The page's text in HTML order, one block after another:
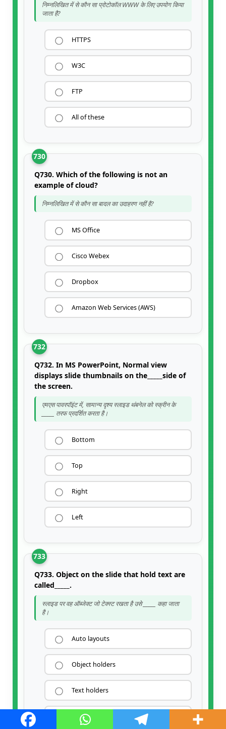
निम्नलिखित में से कौन सा प्रोटोकॉल WWW के लिए उपयोग किया
जाता है?
HTTPS
W3C
FTP
All of these
730
Q730. Which of the following is not an
example of cloud?
निम्नलिखित में से कौन सा बादल का उदाहरण नहीं है?
MS Office
Cisco Webex
Dropbox
Amazon Web Services (AWS)
732
Q732. In MS PowerPoint, Normal view
displays slide thumbnails on the_____side of
the screen.
एमएस पावरपॉइंट में, सामान्य दृश्य स्लाइड थंबनेल को स्क्रीन के
_____ तरफ प्रदर्शित करता है।
Bottom
Top
Right
Left
733
Q733. Object on the slide that hold text are
called_____.
स्लाइड पर वह ऑब्जेक्ट जो टेक्स्ट रखता है उसे _____ कहा जाता
है।
Auto layouts
Object holders
Text holders
Place holders